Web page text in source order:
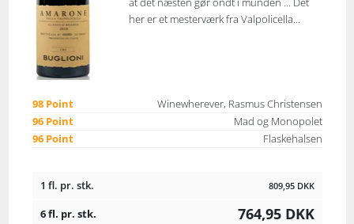
her er et mesterværk fra Valpolicella...
98 Point
Winewherever, Rasmus Christensen
96 Point
Mad og Monopolet
96 Point
Flaskehalsen
1 fl. pr. stk. 809,95 DKK
6 fl. pr. stk. 764,95 DKK